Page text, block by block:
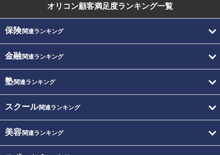
オリコン顧客満足度ランキング一覧
保険関連ランキング
金融関連ランキング
塾関連ランキング
スクール関連ランキング
美容関連ランキング